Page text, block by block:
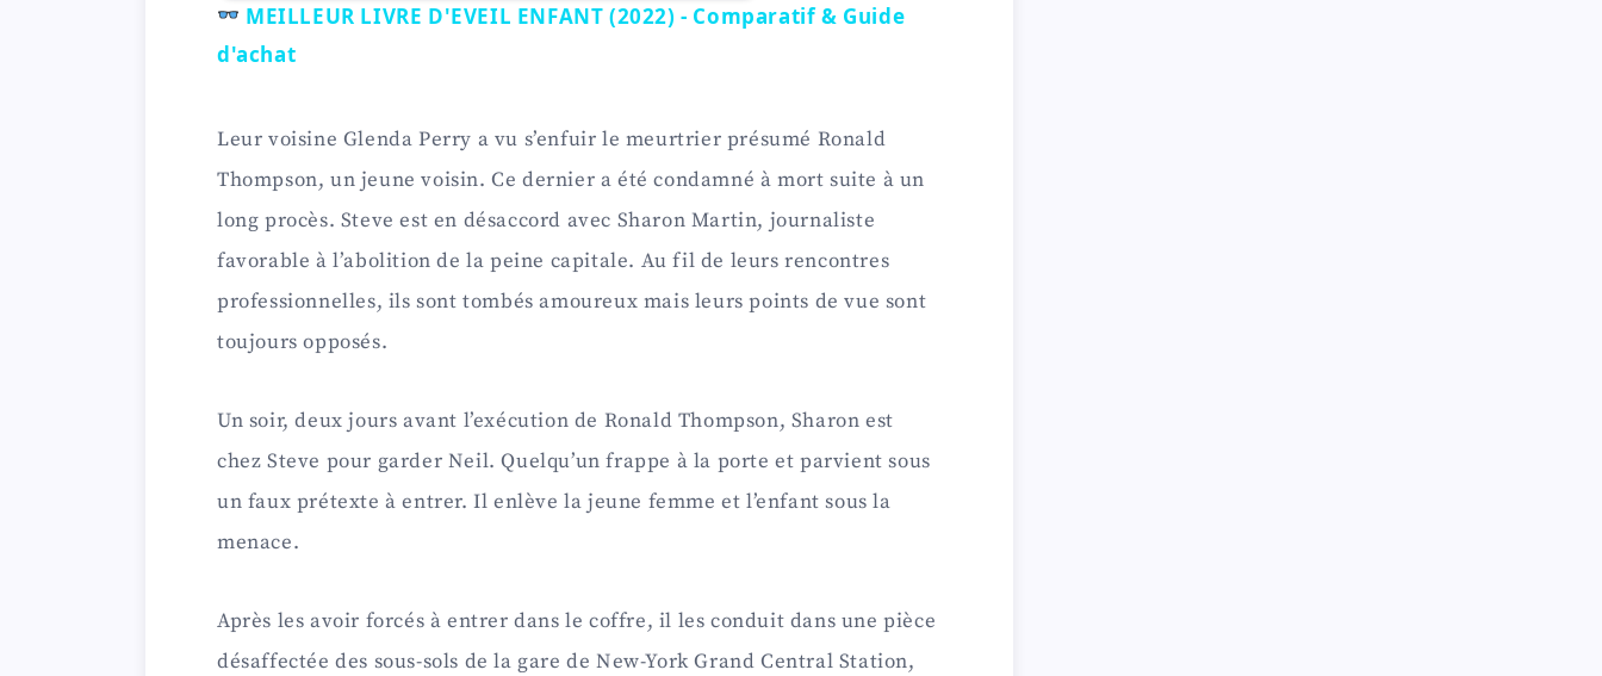
a
V
i
d
o
MEILLEUR LIVRE D'EVEIL ENFANT (2022) - Comparatif & Guide
d'achat
Leur voisine Glenda Perry a vu s’enfuir le meurtrier présumé Ronald
Thompson, un jeune voisin. Ce dernier a été condamné à mort suite à un
long procès. Steve est en désaccord avec Sharon Martin, journaliste
favorable à l’abolition de la peine capitale. Au fil de leurs rencontres
professionnelles, ils sont tombés amoureux mais leurs points de vue sont
toujours opposés.
Un soir, deux jours avant l’exécution de Ronald Thompson, Sharon est
chez Steve pour garder Neil. Quelqu’un frappe à la porte et parvient sous
un faux prétexte à entrer. Il enlève la jeune femme et l’enfant sous la
menace.
Après les avoir forcés à entrer dans le coffre, il les conduit dans une pièce
désaffectée des sous-sols de la gare de New-York Grand Central Station,